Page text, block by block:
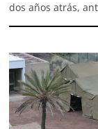
dos años atrás,